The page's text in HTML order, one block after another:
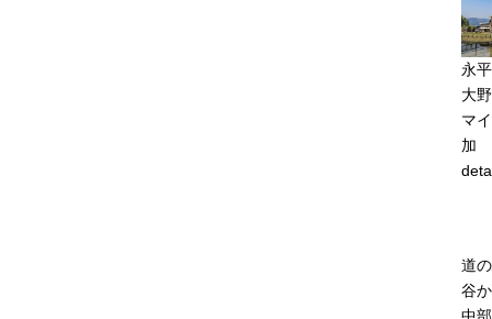
永
大
マ
加
道
谷